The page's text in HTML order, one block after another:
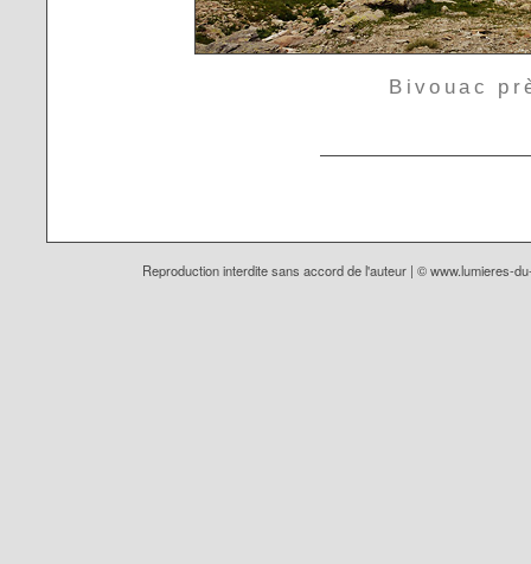
Bivouac
Reproduction interdite sans accord de l'auteur | ©www.lumieres-